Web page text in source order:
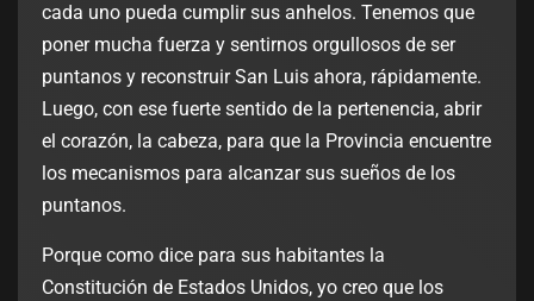
cada uno pueda cumplir sus anhelos. Tenemos que
poner mucha fuerza y sentirnos orgullosos de ser
puntanos y reconstruir San Luis ahora, rápidamente.
Luego, con ese fuerte sentido de la pertenencia, abrir
el corazón, la cabeza, para que la Provincia encuentre
los mecanismos para alcanzar sus sueños de los
puntanos.
Porque como dice para sus habitantes la
Constitución de Estados Unidos, yo creo que los